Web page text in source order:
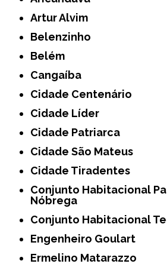
Artur Alvim
Belenzinho
Belém
Cangaíba
Cidade Centenário
Cidade Líder
Cidade Patriarca
Cidade São Mateus
Cidade Tiradentes
Conjunto Habitacional Padre Manoel da
Nóbrega
Conjunto Habitacional
Engenheiro Goulart
Ermelino Matarazzo